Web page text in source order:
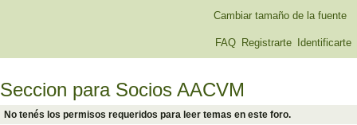
Cambiar tamaño de la fuente
FAQ Registrarte Identificarte
Seccion para Socios AACVM
No tenés los permisos requeridos para leer temas en este foro.